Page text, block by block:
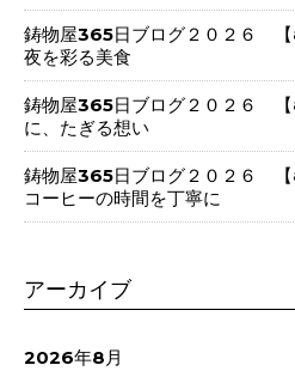
鋳物屋365日ブログ２０２６ 【
夜を彩る美食
鋳物屋365日ブログ２０２６
に、たぎる想い
鋳物屋365日ブログ２０２６ 【
コーヒーの時間を丁寧に
アーカイブ
2026年8月